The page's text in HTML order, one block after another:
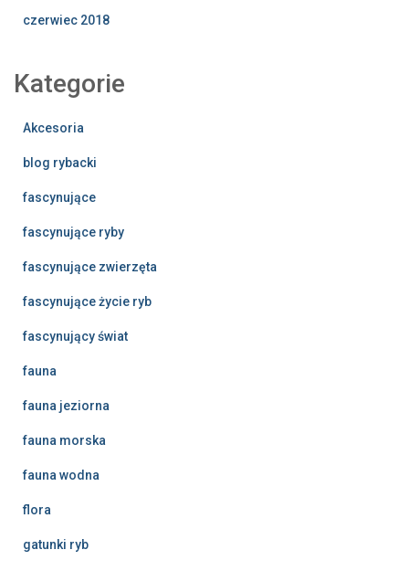
czerwiec 2018
Kategorie
Akcesoria
blog rybacki
fascynujące
fascynujące ryby
fascynujące zwierzęta
fascynujące życie ryb
fascynujący świat
fauna
fauna jeziorna
fauna morska
fauna wodna
flora
gatunki ryb